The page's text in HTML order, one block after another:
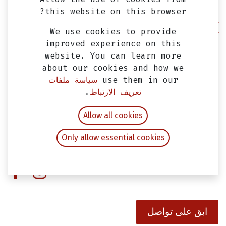
تيل فرامل خلفي كيمكو داون
تاون ٣٥٠ اصلي
EGP1,250.00
غيار فلتر هواء كيمكو داون تاون
٣٥٠ اصلي
1,000.00
ابق على تواصل
this website on this browser?
We use cookies to provide
improved experience on this
website. You can learn more
about our cookies and how we
use them in our سياسة ملفات
تعريف الارتباط .
Allow all cookies
Only allow essential cookies